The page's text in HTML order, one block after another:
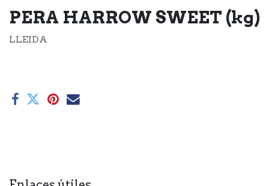
PERA HARROW SWEET (kg)
LLEIDA